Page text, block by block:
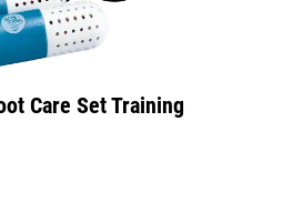
Care Set Training